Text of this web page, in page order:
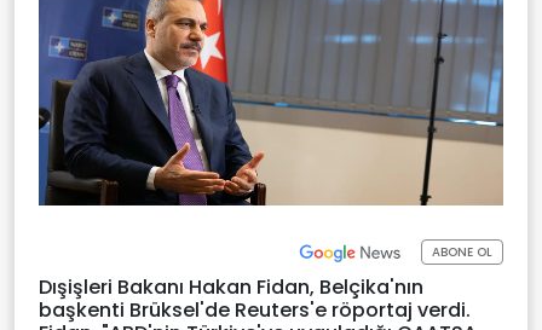
ABONE OL
Dışişleri Bakanı Hakan Fidan, Belçika'nın
başkenti Brüksel'de Reuters'e röportaj verdi.